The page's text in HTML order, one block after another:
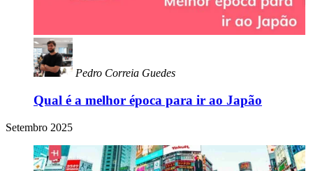
Pedro Correia Guedes
Qual é a melhor época para ir ao Japão
Setembro 2025